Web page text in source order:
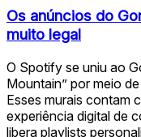
Os anúncios do
muito legal
O Spotify se uniu ao
Mountain” por meio
Esses murais contam
experiência digital de
libera playlists